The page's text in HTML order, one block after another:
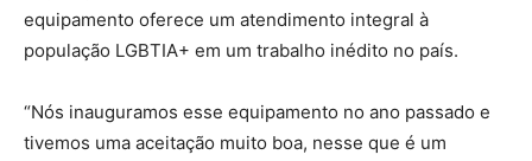
equipamento oferece um atendimento integral à
população LGBTIA+ em um trabalho inédito no país.
“Nós inauguramos esse equipamento no ano passado e
tivemos uma aceitação muito boa, nesse que é um